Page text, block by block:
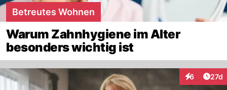
Betreutes Wohnen
Warum Zahnhygiene im Alter
besonders wichtig ist
6
Interaktionen
27d